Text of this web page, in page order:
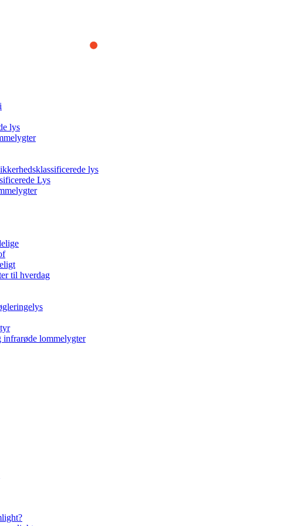
you the best experience on our website. By continuing to browse
or to find out how you can disable cookies, you can access our
lys
lys
Lys
til hverdag
infrarøde lommelygter